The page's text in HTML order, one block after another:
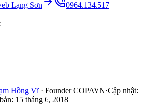
Lạng Sơn
0964.134.517
Hồng Vĩ · Founder COPAVN·Cập nhật:
15 tháng 6, 2018